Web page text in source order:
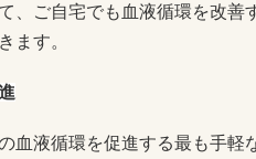
、ご自宅でも血液循環を改善
ます。
血液循環を促進する最も手軽